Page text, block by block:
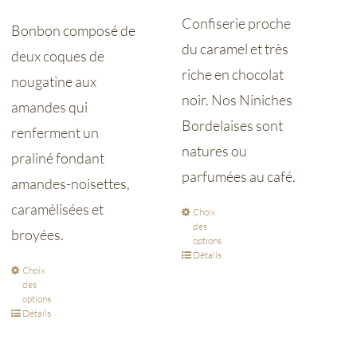
Bonbon composé de
deux coques de
nougatine aux
amandes qui
renferment un
praliné fondant
amandes-noisettes,
caramélisées et
broyées.
Choix
des
options
Détails
Confiserie proche
du caramel et très
riche en chocolat
noir. Nos Niniches
Bordelaises sont
natures ou
parfumées au café.
Choix
des
options
Détails